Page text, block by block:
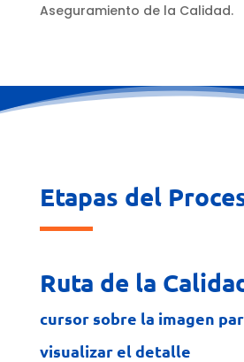
Aseguramiento de la Calidad.
Etapas del
Ruta de la
cursor sobre la imagen
visualizar el detalle